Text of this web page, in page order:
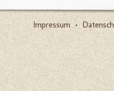
Impressum •